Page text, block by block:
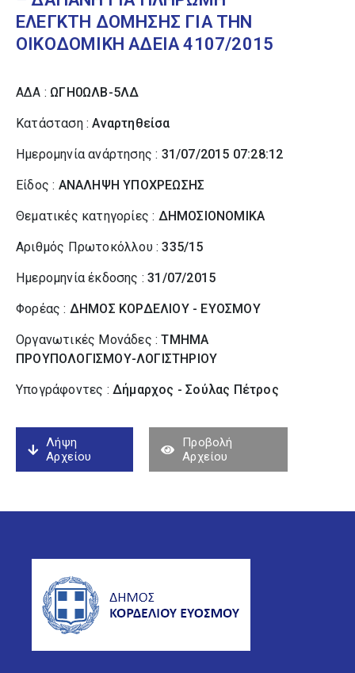
ΕΛΕΓΚΤΗ ΔΟΜΗΣΗΣ ΓΙΑ ΤΗΝ
ΟΙΚΟΔΟΜΙΚΗ ΑΔΕΙΑ 4107/2015
ΑΔΑ : ΩΓΗ0ΩΛΒ-5ΛΔ
Κατάσταση :Αναρτηθείσα
Ημερομηνία ανάρτησης : 31/07/2015 07:28:12
Είδος : ΑΝΑΛΗΨΗ ΥΠΟΧΡΕΩΣΗΣ
Θεματικές κατηγορίες : ΔΗΜΟΣΙΟΝΟΜΙΚΑ
Αριθμός Πρωτοκόλλου :335/15
Ημερομηνία έκδοσης :31/07/2015
Φορέας : ΔΗΜΟΣ ΚΟΡΔΕΛΙΟΥ - ΕΥΟΣΜΟΥ
Οργανωτικές Μονάδες :ΤΜΗΜΑ
ΠΡΟΥΠΟΛΟΓΙΣΜΟΥ-ΛΟΓΙΣΤΗΡΙΟΥ
Υπογράφοντες : Δήμαρχος - Σούλας Πέτρος
Λήψη
Αρχείου
Προβολή
Αρχείου